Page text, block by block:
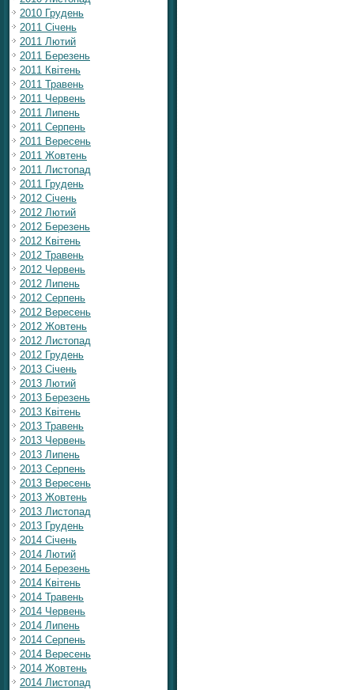
2010 Грудень
2011 Січень
2011 Лютий
2011 Березень
2011 Квітень
2011 Травень
2011 Червень
2011 Липень
2011 Серпень
2011 Вересень
2011 Жовтень
2011 Листопад
2011 Грудень
2012 Січень
2012 Лютий
2012 Березень
2012 Квітень
2012 Травень
2012 Червень
2012 Липень
2012 Серпень
2012 Вересень
2012 Жовтень
2012 Листопад
2012 Грудень
2013 Січень
2013 Лютий
2013 Березень
2013 Квітень
2013 Травень
2013 Червень
2013 Липень
2013 Серпень
2013 Вересень
2013 Жовтень
2013 Листопад
2013 Грудень
2014 Січень
2014 Лютий
2014 Березень
2014 Квітень
2014 Травень
2014 Червень
2014 Липень
2014 Серпень
2014 Вересень
2014 Жовтень
2014 Листопад